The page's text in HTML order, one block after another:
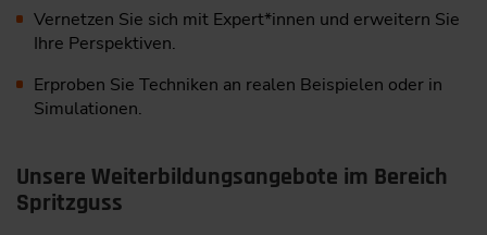
Vernetzen Sie sich mit Expert*innen und erweitern Sie
Ihre Perspektiven.
Erproben Sie Techniken an realen Beispielen oder in
Simulationen.
Unsere Weiterbildungsangebote im Bereich
Spritzguss